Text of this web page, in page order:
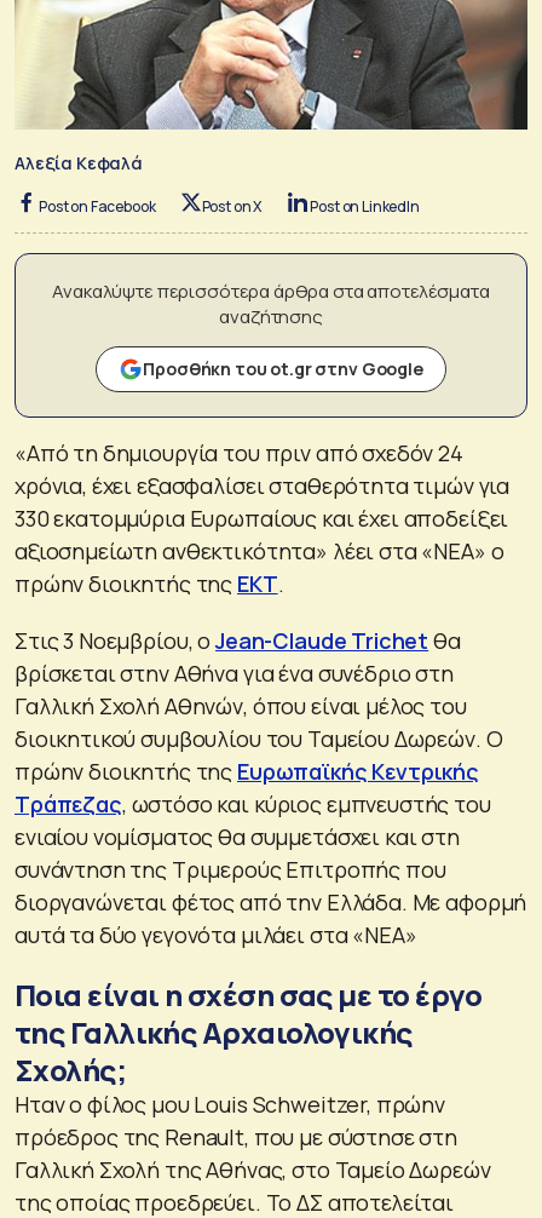
Αλεξία Κεφαλά
Post on Facebook Post on X Post on LinkedIn
Ανακαλύψτε περισσότερα άρθρα στα αποτελέσματα
αναζήτησης
Προσθήκη του ot.gr στην Google
«Από τη δημιουργία του πριν από σχεδόν 24
χρόνια, έχει εξασφαλίσει σταθερότητα τιμών για
330 εκατομμύρια Ευρωπαίους και έχει αποδείξει
αξιοσημείωτη ανθεκτικότητα» λέει στα «ΝΕΑ» ο
πρώην διοικητής της ΕΚΤ.
Στις 3 Νοεμβρίου, οJean-Claude Trichet θα
βρίσκεται στην Αθήνα για ένα συνέδριο στη
Γαλλική Σχολή Αθηνών, όπου είναι μέλος του
διοικητικού συμβουλίου του Ταμείου Δωρεών. Ο
πρώην διοικητής της Ευρωπαϊκής Κεντρικής
Τράπεζας, ωστόσο και κύριος εμπνευστής του
ενιαίου νομίσματος θα συμμετάσχει και στη
συνάντηση της Τριμερούς Επιτροπής που
διοργανώνεται φέτος από την Ελλάδα. Με αφορμή
αυτά τα δύο γεγονότα μιλάει στα «ΝΕΑ»
Ποια είναι η σχέση σας με το έργο
της Γαλλικής Αρχαιολογικής
Σχολής;
Ηταν ο φίλος μου Louis Schweitzer, πρώην
πρόεδρος της Renault, που με σύστησε στη
Γαλλική Σχολή της Αθήνας, στο Ταμείο Δωρεών
της οποίας προεδρεύει. Το ΔΣ αποτελείται